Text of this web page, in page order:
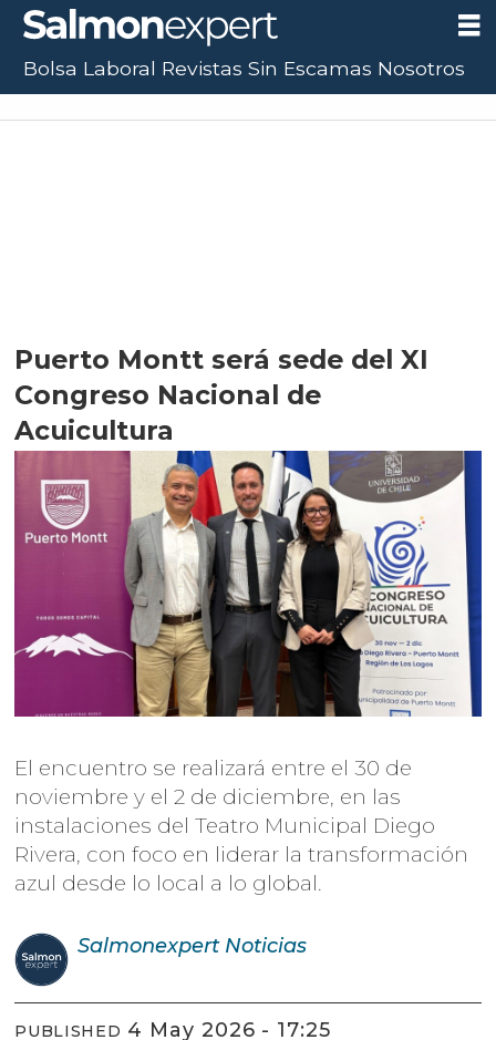
Puerto Montt será sede del XI
Congreso Nacional de
Acuicultura
El encuentro se realizará entre el 30 de
noviembre y el 2 de diciembre, en las
instalaciones del Teatro Municipal Diego
Rivera, con foco en liderar la transformación
azul desde lo local a lo global.
Salmonexpert Noticias
PUBLISHED 4 May 2026 - 17:25
Bolsa Laboral Revistas Sin Escamas Nosotros